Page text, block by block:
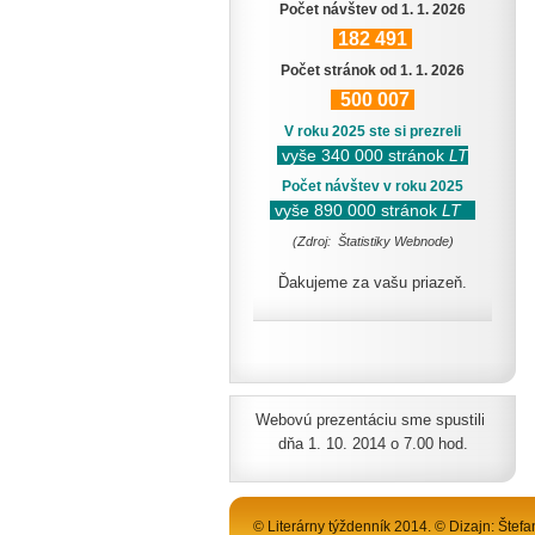
Počet návštev od 1. 1. 2026
182 491
Počet stránok od 1. 1. 2026
500 007
V roku 2025 ste si prezreli
vyše 340 000 stránok LT
Počet návštev v roku 2025
vyše 890 000 stránok LT
(Zdroj: Štatistiky Webnode)
Ďakujeme za vašu priazeň.
Webovú prezentáciu sme spustili
dňa 1. 10. 2014 o 7.00 hod.
© Literárny týždenník 2014. © Dizajn: